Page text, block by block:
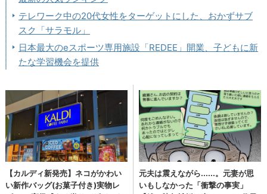
テレワーク中の20代女性をターゲットにした、おかずサブ
スク「サラモル」
日本最大のeスポーツ専用施設「REDEE」開業、子どもに新
たな学習機会を提供